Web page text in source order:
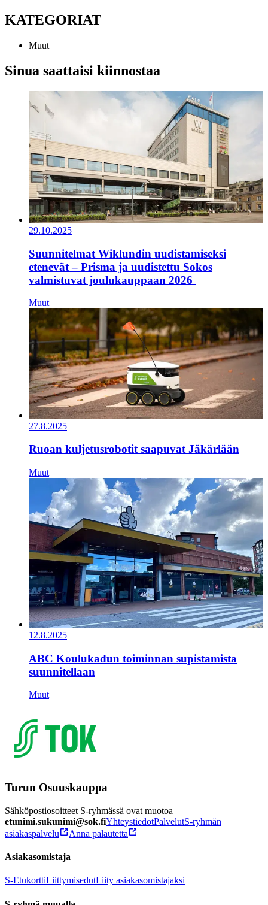
KATEGORIAT
Muut
Sinua saattaisi kiinnostaa
29.10.2025
Suunnitelmat Wiklundin uudistamiseksi
etenevät – Prisma ja uudistettu Sokos
valmistuvat joulukauppaan 2026
Muut
27.8.2025
Ruoan kuljetusrobotit saapuvat Jäkärlään
Muut
12.8.2025
ABC Koulukadun toiminnan supistamista
suunnitellaan
Muut
Turun Osuuskauppa
Sähköpostiosoitteet S-ryhmässä ovat muotoa
etunimi.sukunimi@sok.fiYhteystiedotPalvelutS-ryhmän
asiakaspalvelu
Anna palautetta
Asiakasomistaja
S-EtukorttiLiittymisedutLiity asiakasomistajaksi